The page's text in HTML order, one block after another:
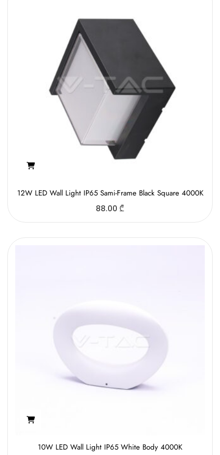
12W LED Wall Light IP65 Sami-Frame Black Square 4000K
88.00 ₾
10W LED Wall Light IP65 White Body 4000K